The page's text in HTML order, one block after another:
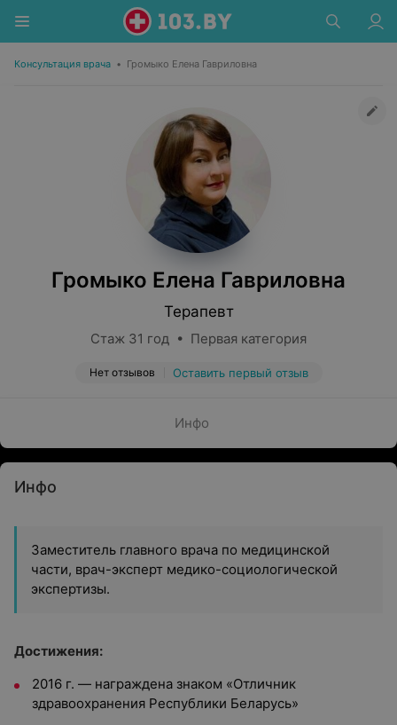
Консультация врача • Громыко Елена Гавриловна
Громыко Елена Гавриловна
Терапевт
Стаж 31 год • Первая категория
Нет отзывов Оставить первый отзыв
Инфо
Инфо
Заместитель главного врача по медицинской
части, врач-эксперт медико-социологической
экспертизы.
Достижения:
2016 г. — награждена знаком «Отличник
здравоохранения Республики Беларусь»